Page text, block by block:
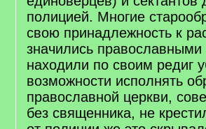
полицией. Многие
свою принадлежность к
значились
находили по своим редиг
возможности исполнять
православной церкви,
без священника, не